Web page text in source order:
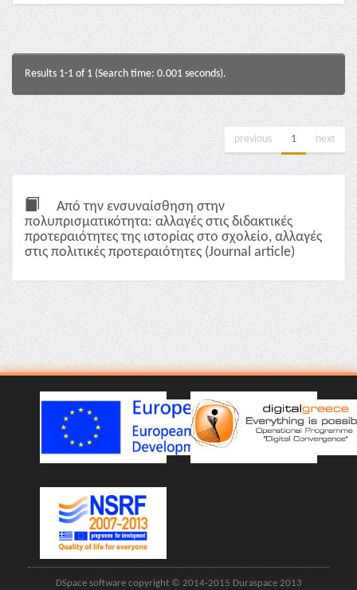
Results 1-1 of 1 (Search time: 0.001 seconds).
previous 1 next
Από την ενσυναίσθηση στην
πολυπρισματικότητα: αλλαγές στις διδακτικές
προτεραιότητες της ιστορίας στο σχολείο, αλλαγές
στις πολιτικές προτεραιότητες (Journal article)
DSpace software copyright © 2014-2015 Duraspace 2013